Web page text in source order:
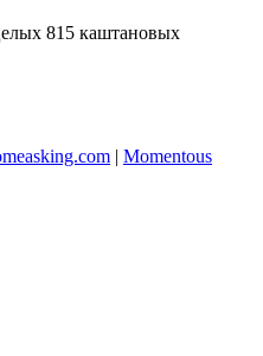
815 каштановых
| Momentous